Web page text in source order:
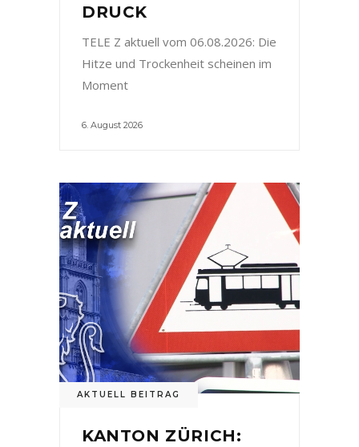
DRUCK
TELE Z aktuell vom 06.08.2026: Die
Hitze und Trockenheit scheinen im
Moment
6. August 2026
AKTUELL BEITRAG
KANTON ZÜRICH: